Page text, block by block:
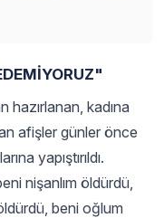
hazırlanan, kadına
afişler günler önce
yapıştırıldı.
nişanlım öldürdü,
beni oğlum